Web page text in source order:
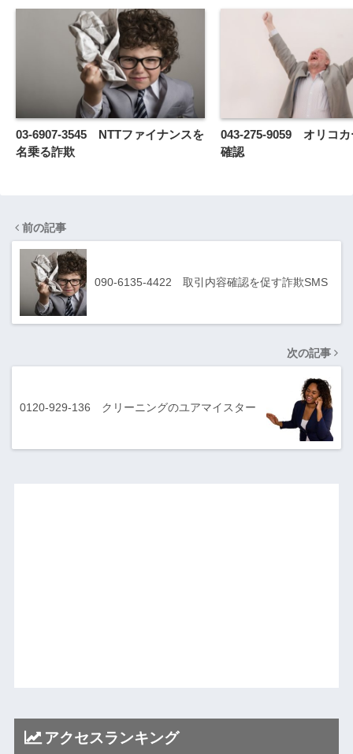
03-6907-3545 NTTファイナンスを
名乗る詐欺
043-275-9059 オリコカ
確認
前の記事
090-6135-4422 取引内容確認を促す詐欺SMS
次の記事
0120-929-136 クリーニングのユアマイスター
アクセスランキング